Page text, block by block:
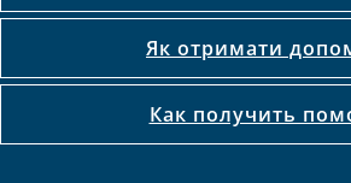
Як отримати
Как получить